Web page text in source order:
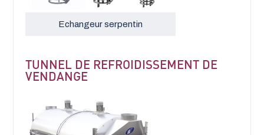
Echangeur serpentin
TUNNEL DE REFROIDISSEMENT DE
VENDANGE